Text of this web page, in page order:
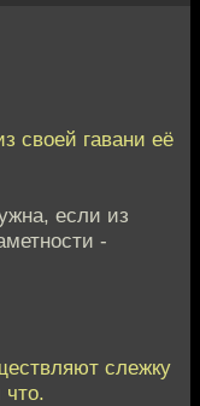
своей гавани её
если из
-
слежку
что.